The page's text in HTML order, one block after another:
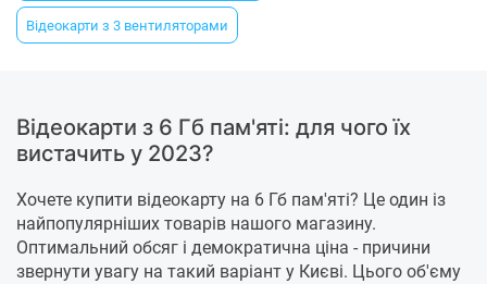
Відеокарти з 3 вентиляторами
Відеокарти з 6 Гб пам'яті: для чого їх
вистачить у 2023?
Хочете купити відеокарту на 6 Гб пам'яті? Це один із
найпопулярніших товарів нашого магазину.
Оптимальний обсяг і демократична ціна - причини
звернути увагу на такий варіант у Києві. Цього об'єму